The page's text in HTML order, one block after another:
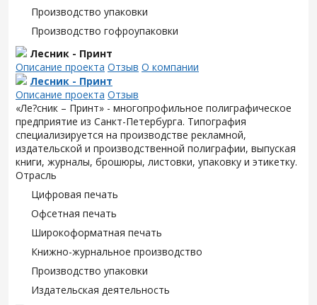
Производство упаковки
Производство гофроупаковки
Лесник - Принт
Описание проекта Отзыв О компании
Лесник - Принт
Описание проекта Отзыв
«Ле?сник – Принт» - многопрофильное полиграфическое
предприятие из Санкт-Петербурга. Типография
специализируется на производстве рекламной,
издательской и производственной полиграфии, выпуская
книги, журналы, брошюры, листовки, упаковку и этикетку.
Отрасль
Цифровая печать
Офсетная печать
Широкоформатная печать
Книжно-журнальное производство
Производство упаковки
Издательская деятельность